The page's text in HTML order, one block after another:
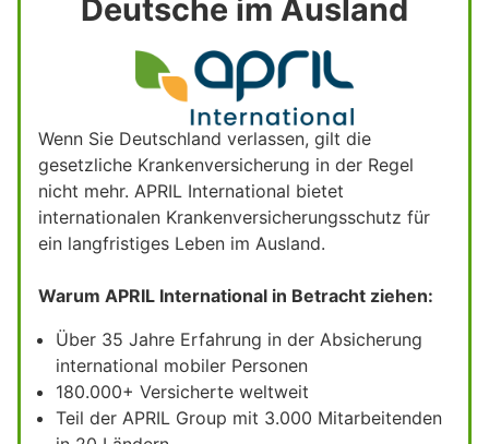
Deutsche im Ausland
Wenn Sie Deutschland verlassen, gilt die
gesetzliche Krankenversicherung in der Regel
nicht mehr. APRIL International bietet
internationalen Krankenversicherungsschutz für
ein langfristiges Leben im Ausland.
Warum APRIL International in Betracht ziehen:
Über 35 Jahre Erfahrung in der Absicherung
international mobiler Personen
180.000+ Versicherte weltweit
Teil der APRIL Group mit 3.000 Mitarbeitenden